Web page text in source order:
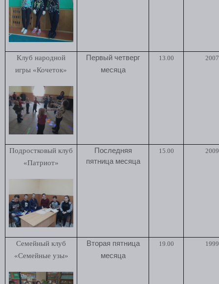
Клуб народной
игры «Кочеток»
Первый четверг
месяца
13.00 2007
Подростковый клуб
«Патриот»
Последняя
пятница месяца
15.00 2009
Семейный клуб
«Семейные узы»
Вторая пятница
месяца
19.00 1999